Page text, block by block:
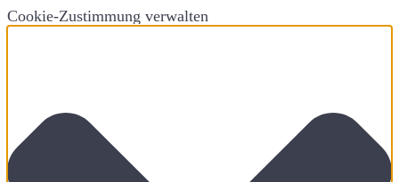
Cookie-Zustimmung verwalten